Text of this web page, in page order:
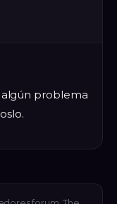
algún problema